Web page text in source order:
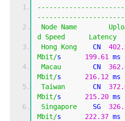
Node Name
d
Speed
Latency
Hong Kong
    CN
Mbit/s 199.61
Macau
        CN
Mbit/s 216.12
Taiwan
       CN
Mbit/s 215.20
Singapore
    SG
Mbit/s 222.37